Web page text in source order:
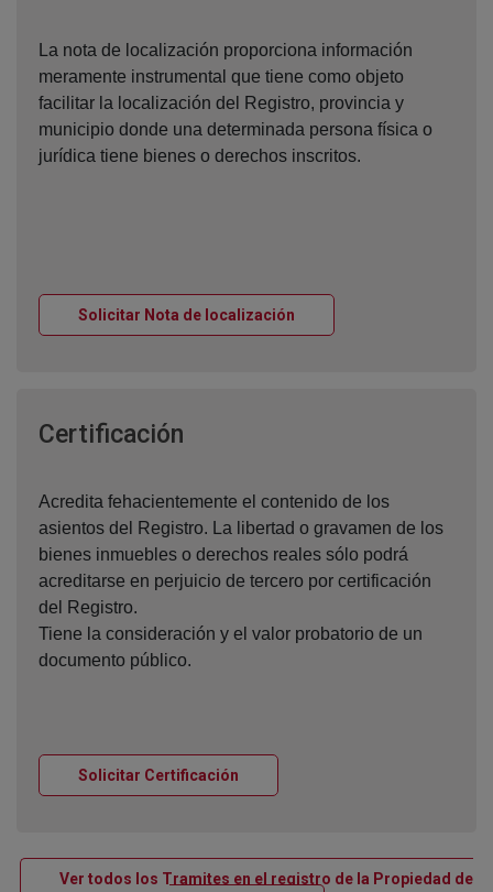
La nota de localización proporciona información
meramente instrumental que tiene como objeto
facilitar la localización del Registro, provincia y
municipio donde una determinada persona física o
jurídica tiene bienes o derechos inscritos.
Solicitar Nota de localización
Certificación
Acredita fehacientemente el contenido de los
asientos del Registro. La libertad o gravamen de los
bienes inmuebles o derechos reales sólo podrá
acreditarse en perjuicio de tercero por certificación
del Registro.
Tiene la consideración y el valor probatorio de un
documento público.
Solicitar Certificación
Ver todos los Tramites en el registro de la Propiedad de